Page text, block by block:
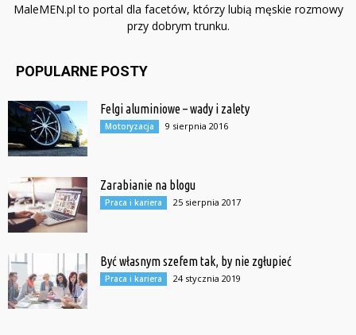
MaleMEN.pl to portal dla facetów, którzy lubią męskie rozmowy
przy dobrym trunku.
POPULARNE POSTY
Felgi aluminiowe – wady i zalety
Motoryzacja 9 sierpnia 2016
Zarabianie na blogu
Praca i kariera 25 sierpnia 2017
Być własnym szefem tak, by nie zgłupieć
Praca i kariera 24 stycznia 2019